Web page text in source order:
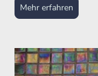
Mehr erfahren